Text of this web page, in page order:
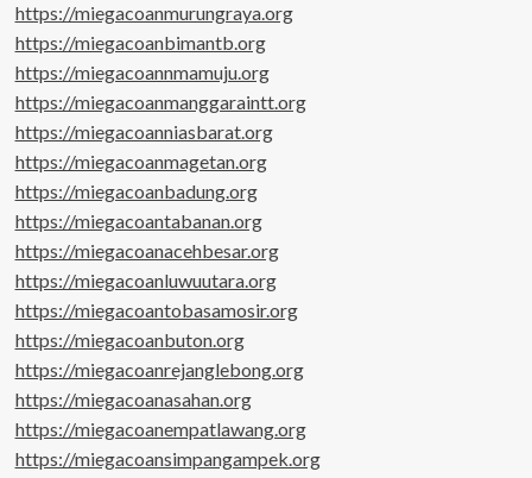
https://miegacoanmurungraya.org
https://miegacoanbimantb.org
https://miegacoannmamuju.org
https://miegacoanmanggaraintt.org
https://miegacoanniasbarat.org
https://miegacoanmagetan.org
https://miegacoanbadung.org
https://miegacoantabanan.org
https://miegacoanacehbesar.org
https://miegacoanluwuutara.org
https://miegacoantobasamosir.org
https://miegacoanbuton.org
https://miegacoanrejanglebong.org
https://miegacoanasahan.org
https://miegacoanempatlawang.org
https://miegacoansimpangampek.org